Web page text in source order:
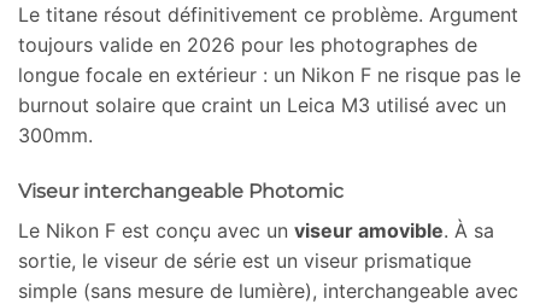
Le titane résout définitivement ce problème. Argument
toujours valide en 2026 pour les photographes de
longue focale en extérieur : un Nikon F ne risque pas le
burnout solaire que craint un Leica M3 utilisé avec un
300mm.
Viseur interchangeable Photomic
Le Nikon F est conçu avec un viseur amovible. À sa
sortie, le viseur de série est un viseur prismatique
simple (sans mesure de lumière), interchangeable avec